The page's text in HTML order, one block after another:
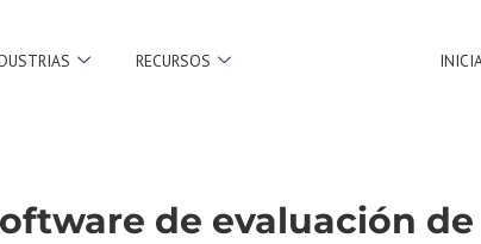
RECURSOS
de evaluación de